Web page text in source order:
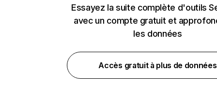
Essayez la suite complète d'outils
avec un compte gratuit et
les données
Accès gratuit à plus de données